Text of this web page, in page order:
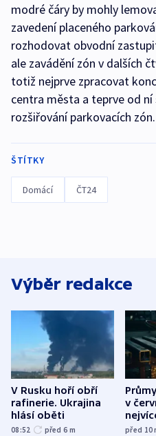
modré čáry by mohly
zavedení placeného
rozhodovat obvodní
ale zavádění zón v dalších
totiž nejprve zpracovat
centra města a teprve od
rozšiřování parkovacích zón.
ŠTÍTKY
Domácí ČT24
Výběr redakce
V Rusku hoří obří
rafinerie. Ukrajina
hlásí oběti
08:52 před 6 m
v
před 10